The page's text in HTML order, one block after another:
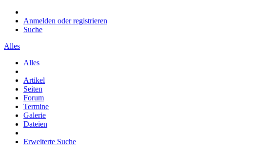
Anmelden oder registrieren
Suche
Alles
Alles
Artikel
Seiten
Forum
Termine
Galerie
Dateien
Erweiterte Suche